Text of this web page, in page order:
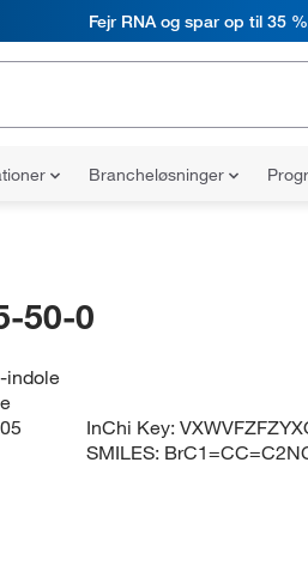
Fejr RNA og spar op til 35 %
Brancheløsninger
50-0
indole
InChi Key:
SMILES: